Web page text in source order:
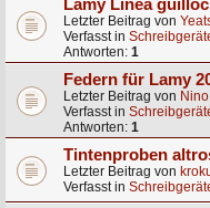
Lamy Linea
Letzter Beitrag von
Verfasst in
Antworten: 1
Federn für Lamy
Letzter Beitrag von Nino
Verfasst in
Antworten: 1
Tintenproben
Letzter Beitrag von
Verfasst in